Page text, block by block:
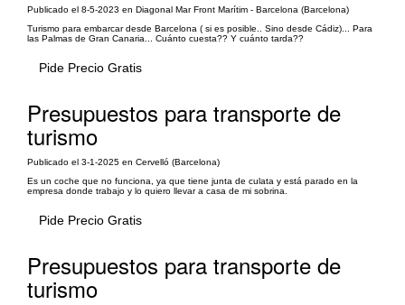
Publicado el 8-5-2023 en Diagonal Mar Front Marítim - Barcelona (Barcelona)
Turismo para embarcar desde Barcelona ( si es posible.. Sino desde Cádiz)... Para
las Palmas de Gran Canaria... Cuánto cuesta?? Y cuánto tarda??
Pide Precio Gratis
Presupuestos para transporte de
turismo
Publicado el 3-1-2025 en Cervelló (Barcelona)
Es un coche que no funciona, ya que tiene junta de culata y está parado en la
empresa donde trabajo y lo quiero llevar a casa de mi sobrina.
Pide Precio Gratis
Presupuestos para transporte de
turismo